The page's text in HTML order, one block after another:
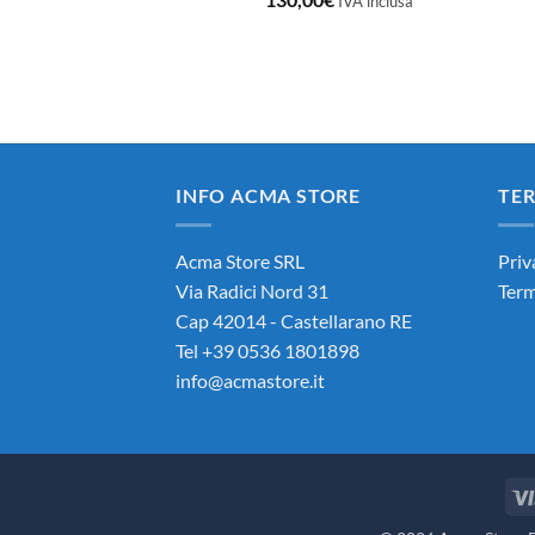
INFO ACMA STORE
Acma Store SRL
Via Radici Nord 31
Cap 42014 - Castellarano RE
Tel +39 0536 1801898
info@acmastore.it